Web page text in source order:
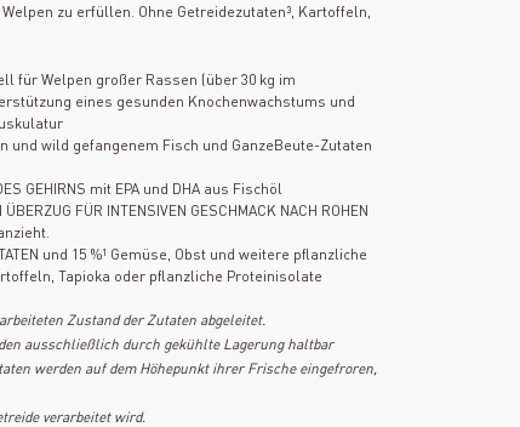
zu erfüllen. Ohne Getreidezutaten³, Kartoffeln,
für Welpen großer Rassen (über 30 kg im
eines gesunden Knochenwachstums und
und wild gefangenem Fisch und GanzeBeute-Zutaten
GEHIRNS mit EPA und DHA aus Fischöl
FÜR INTENSIVEN GESCHMACK NACH ROHEN
und 15 %¹ Gemüse, Obst und weitere pflanzliche
Tapioka oder pflanzliche Proteinisolate
Zustand der Zutaten abgeleitet.
ausschließlich durch gekühlte Lagerung haltbar
werden auf dem Höhepunkt ihrer Frische eingefroren,
verarbeitet wird.